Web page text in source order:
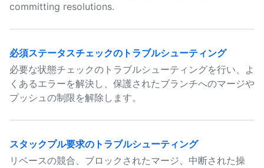
committing resolutions.
必須ステータスチェックのトラブルシューティング
必要な状態チェックのトラブルシューティングを行い、よ
くあるエラーを解決し、保護されたブランチへのマージや
プッシュの制限を解除します。
スタックプル要求のトラブルシューティング
リベースの競合、ブロックされたマージ、中断された操